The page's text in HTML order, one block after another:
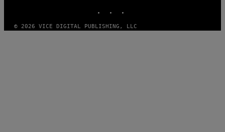
© 2026 VICE DIGITAL PUBLISHING, LLC